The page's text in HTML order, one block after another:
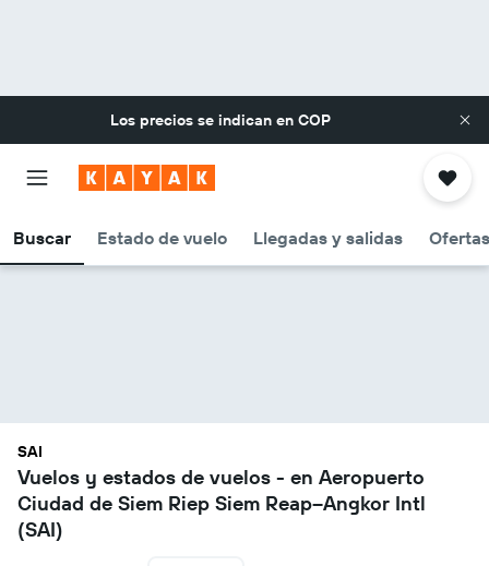
Los precios se indican en COP
Buscar Estado de vuelo Llegadas y salidas Ofertas
SAI
Vuelos y estados de vuelos - en Aeropuerto
Ciudad de Siem Riep Siem Reap–Angkor Intl
(SAI)